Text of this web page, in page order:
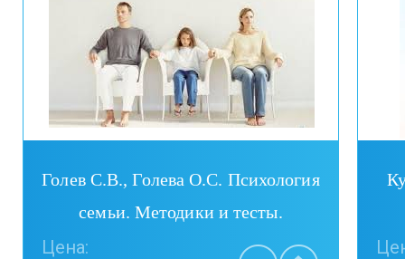
Голев С.В., Голева О.С. Психология
семьи. Методики и тесты.
Цена: